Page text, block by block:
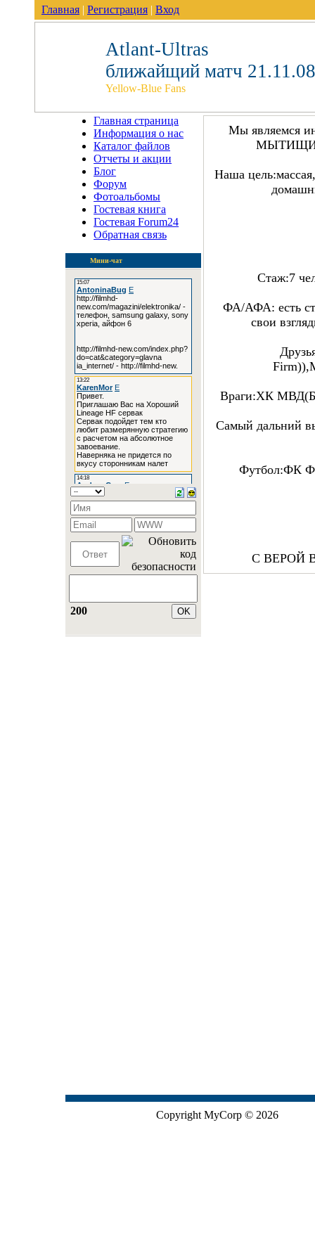
Главная | Регистрация | Вход
Atlant-Ultras
ближайщий матч
Yellow-Blue Fans
Главная страница
Информация о нас
Каталог файлов
Отчеты и акции
Блог
Форум
Фотоальбомы
Гостевая книга
Гостевая Forum24
Обратная связь
Мини-чат
200
Мы являемся
Наша
Стаж:7
ФА/АФА: есть
свои
Враги:ХК
Самый дальний
Футбол:ФК
С ВЕРОЙ
Copyright MyCorp © 2026